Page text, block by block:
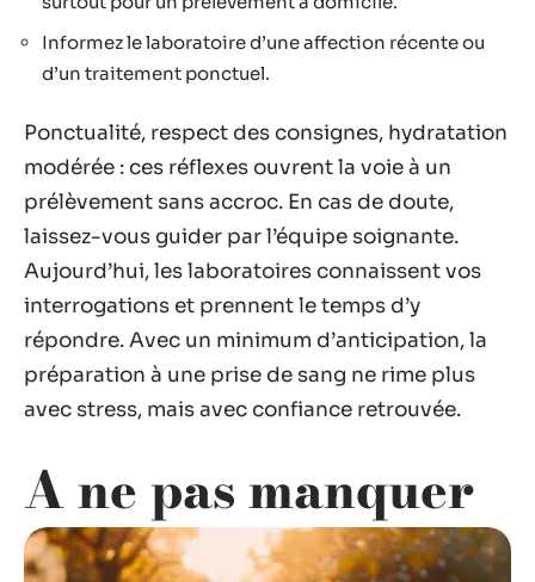
Informez le laboratoire d’une affection récente ou
d’un traitement ponctuel.
Ponctualité, respect des consignes, hydratation
modérée : ces réflexes ouvrent la voie à un
prélèvement sans accroc. En cas de doute,
laissez-vous guider par l’équipe soignante.
Aujourd’hui, les laboratoires connaissent vos
interrogations et prennent le temps d’y
répondre. Avec un minimum d’anticipation, la
préparation à une prise de sang ne rime plus
avec stress, mais avec confiance retrouvée.
A ne pas manquer